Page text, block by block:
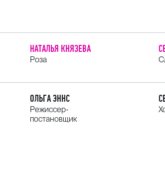
НАТАЛЬЯ КНЯЗЕВА
Роза
ОЛЬГА ЭННС
Режиссер-
постановщик